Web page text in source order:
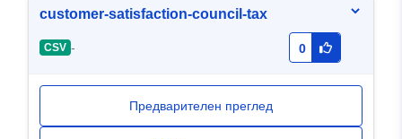
customer-satisfaction-council-tax
CSV - 0
Предварителен преглед